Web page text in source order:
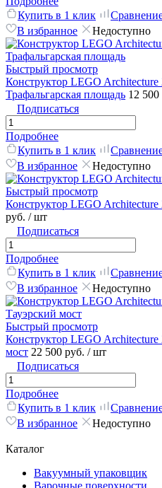
Купить в 1 клик
В избранное
Недоступно
Быстрый просмотр
Конструктор LEGO Architecture
Трафальгарская площадь 12 500
Подписаться
Подробнее
Купить в 1 клик
В избранное
Недоступно
Быстрый просмотр
Конструктор LEGO
руб. / шт
Подписаться
Подробнее
Купить в 1 клик
В избранное
Недоступно
Быстрый просмотр
Конструктор LEGO
мост 22 500 руб. / шт
Подписаться
Подробнее
Купить в 1 клик
В избранное
Недоступно
Каталог
Вакуумный упаковщик
Варочные поверхности